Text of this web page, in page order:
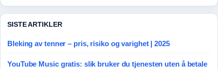
SISTE ARTIKLER
Bleking av tenner – pris, risiko og varighet | 2025
YouTube Music gratis: slik bruker du tjenesten uten å betale